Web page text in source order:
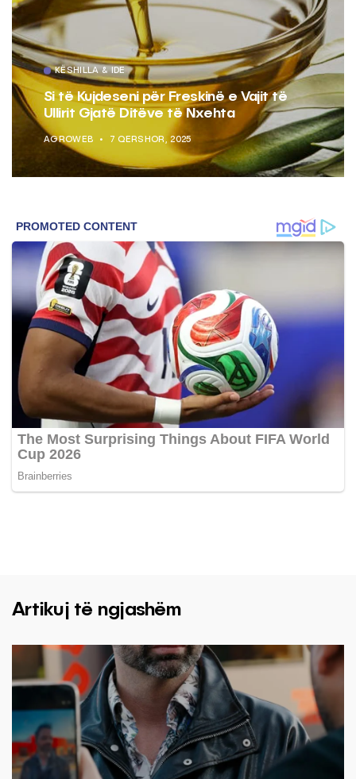
KËSHILLA & IDE
Si të Kujdeseni për Freskinë e Vajit të
Ullirit Gjatë Ditëve të Nxehta
AGROWEB 7 QERSHOR, 2025
Artikuj të ngjashëm